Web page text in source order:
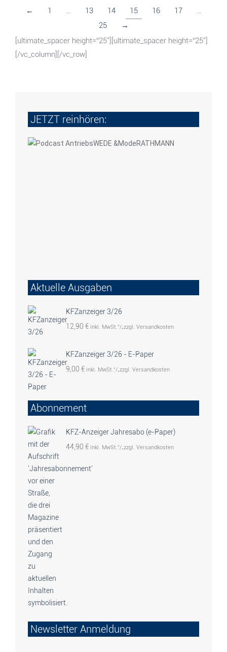
← 1 … 13 14 15 16 17
…
25
→
[ultimate_spacer height=“25″][ultimate_spacer height=“25″]
[/vc_column][/vc_row]
JETZT reinhören:
Aktuelle Ausgaben
KFZanzeiger 3/26
12,90 € inkl. MwSt.“/„zzgl. Versandkosten
KFZanzeiger 3/26 - E-Paper
9,00 € inkl. MwSt.“/„zzgl. Versandkosten
Abonnement
KFZ-Anzeiger Jahresabo (e-Paper)
44,90 € inkl. MwSt.“/„zzgl. Versandkosten
Newsletter Anmeldung